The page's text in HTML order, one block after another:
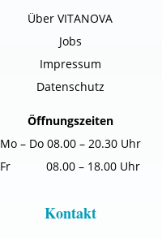
Über VITANOVA
Jobs
Impressum
Datenschutz
Öffnungszeiten
Mo – Do 08.00 – 20.30 Uhr
Fr 08.00 – 18.00 Uhr
Kontakt